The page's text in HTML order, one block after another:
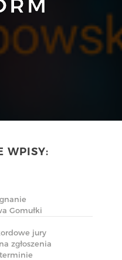
WPISY:
Gomułki
jury
zgłoszenia